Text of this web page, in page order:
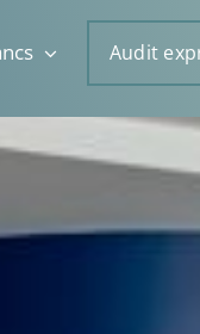
Audit